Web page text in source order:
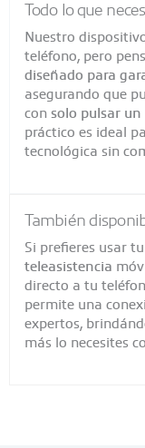
Todo lo que
Nuestro
teléfono, pero
diseñado para
asegurando que
con solo pulsar
práctico es ideal
tecnológica sin
También
Si prefieres usar
teleasistencia
directo a tu
permite una
expertos,
más lo necesites